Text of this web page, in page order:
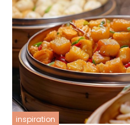
inspiration